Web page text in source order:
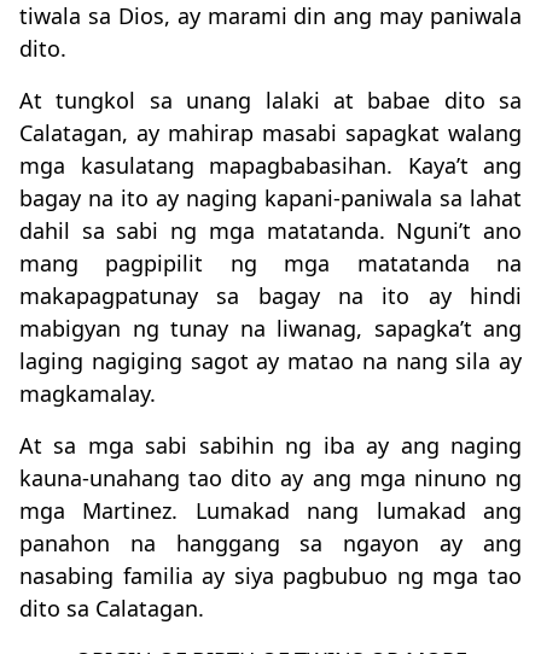
tiwala sa Dios, ay marami din ang may paniwala
dito.
At tungkol sa unang lalaki at babae dito sa
Calatagan, ay mahirap masabi sapagkat walang
mga kasulatang mapagbabasihan. Kaya’t ang
bagay na ito ay naging kapani-paniwala sa lahat
dahil sa sabi ng mga matatanda. Nguni’t ano
mang pagpipilit ng mga matatanda na
makapagpatunay sa bagay na ito ay hindi
mabigyan ng tunay na liwanag, sapagka’t ang
laging nagiging sagot ay matao na nang sila ay
magkamalay.
At sa mga sabi sabihin ng iba ay ang naging
kauna-unahang tao dito ay ang mga ninuno ng
mga Martinez. Lumakad nang lumakad ang
panahon na hanggang sa ngayon ay ang
nasabing familia ay siya pagbubuo ng mga tao
dito sa Calatagan.